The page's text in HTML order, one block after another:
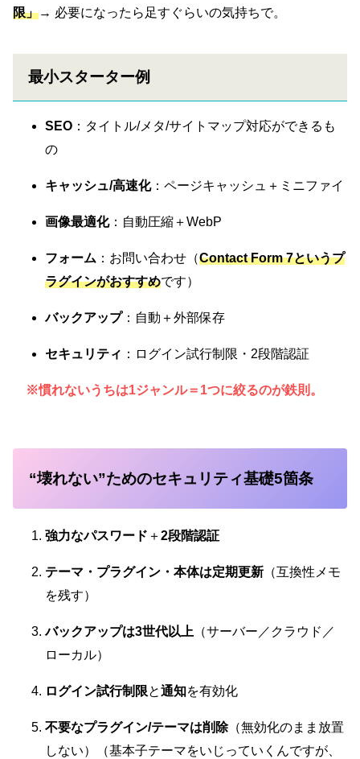
限」→ 必要になったら足すぐらいの気持ちで。
最小スターター例
SEO ：タイトル/メタ/サイトマップ対応ができるも
の
キャッシュ/高速化：ページキャッシュ＋ミニファイ
画像最適化：自動圧縮＋WebP
フォーム ：お問い合わせ（Contact Form 7というプ
ラグインがおすすめです）
バックアップ：自動＋外部保存
セキュリティ ：ログイン試行制限・2段階認証
※慣れないうちは1ジャンル＝ 1つに絞るのが鉄則。
“壊れない”ためのセキュリティ基礎5箇条
強力なパスワード ＋2段階認証
テーマ・プラグイン・本体は定期更新 （互換性メモ
を残す）
バックアップは3世代以上 （サーバー／クラウド／
ローカル）
ログイン試行制限と通知を有効化
不要なプラグイン/テーマは削除（無効化のまま放置
しない）（基本子テーマをいじっていくんですが、